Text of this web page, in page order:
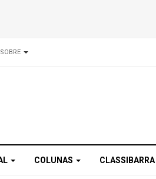
SOBRE
COLUNAS CLASSIBARRA